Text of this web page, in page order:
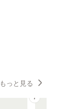
もっと見る
7